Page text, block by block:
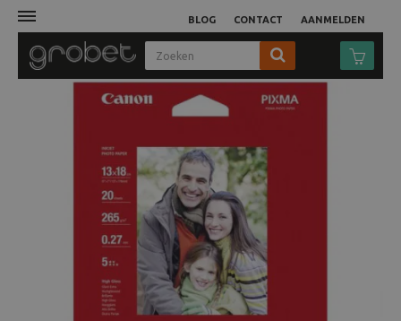
AANMELDEN
BLOG CONTACT
Fotocamera
Objectieven